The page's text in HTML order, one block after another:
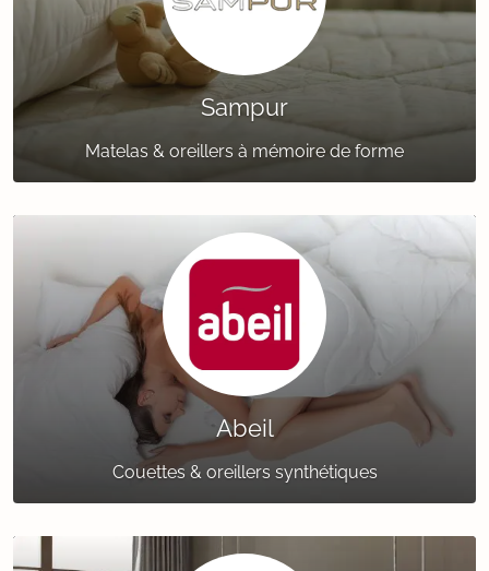
Sampur
Matelas & oreillers à mémoire de forme
Abeil
Couettes & oreillers synthétiques